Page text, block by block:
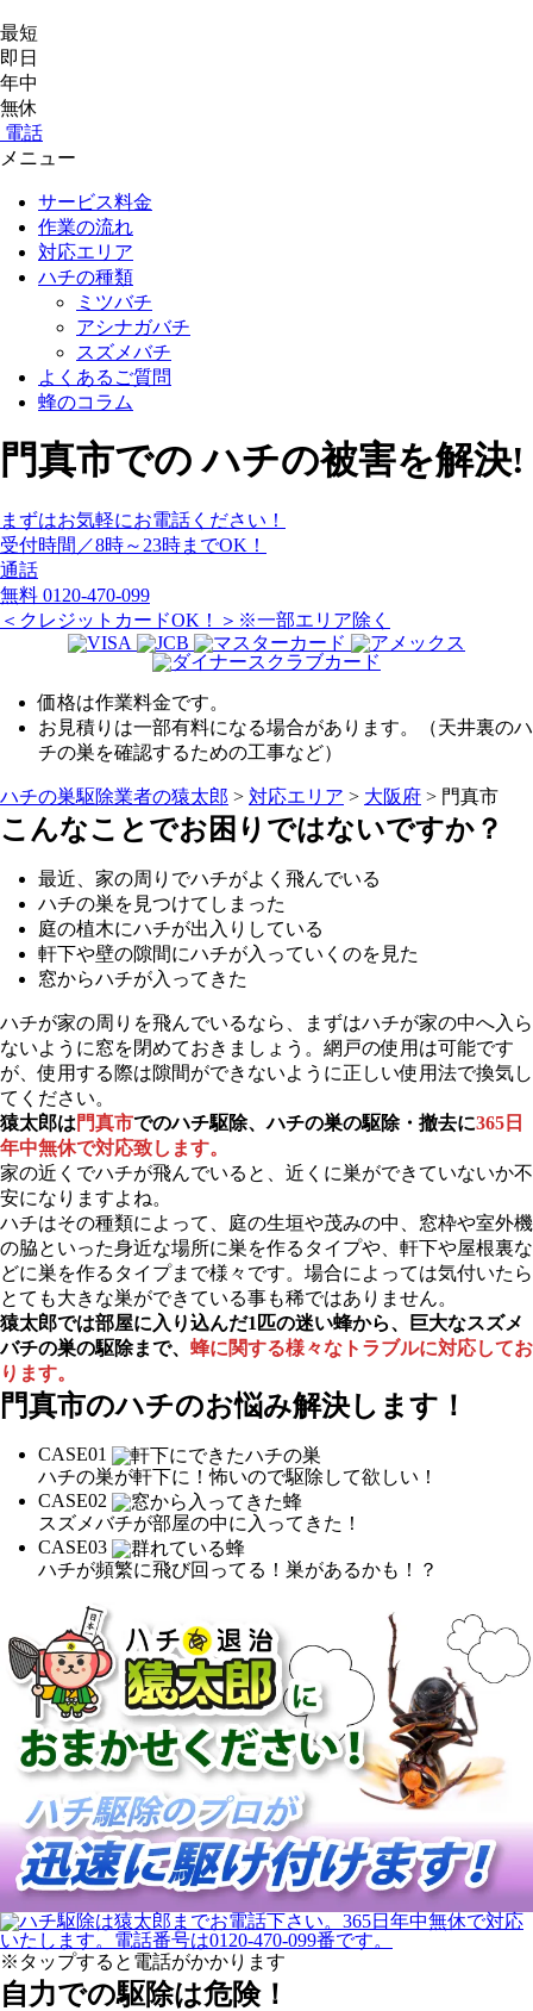
最短
即日
年中
無休
電話
メニュー
サービス料金
作業の流れ
対応エリア
ハチの種類
ミツバチ
アシナガバチ
スズメバチ
よくあるご質問
蜂のコラム
門真市での ハチの被害を解決!
まずはお気軽にお電話ください！
受付時間／8時～23時までOK！
通話
無料 0120-470-099
＜クレジットカードOK！＞※一部エリア除く
価格は作業料金です。
お見積りは一部有料になる場合があります。（天井裏のハ
チの巣を確認するための工事など）
ハチの巣駆除業者の猿太郎 > 対応エリア > 大阪府 > 門真市
こんなことでお困りではないですか？
最近、家の周りでハチがよく飛んでいる
ハチの巣を見つけてしまった
庭の植木にハチが出入りしている
軒下や壁の隙間にハチが入っていくのを見た
窓からハチが入ってきた
ハチが家の周りを飛んでいるなら、まずはハチが家の中へ入ら
ないように窓を閉めておきましょう。網戸の使用は可能です
が、使用する際は隙間ができないように正しい使用法で換気し
てください。
猿太郎は 門真市でのハチ駆除、ハチの巣の駆除・撤去に365日
年中無休で対応致します。
家の近くでハチが飛んでいると、近くに巣ができていないか不
安になりますよね。
ハチはその種類によって、庭の生垣や茂みの中、窓枠や室外機
の脇といった身近な場所に巣を作るタイプや、軒下や屋根裏な
どに巣を作るタイプまで様々です。場合によっては気付いたら
とても大きな巣ができている事も稀ではありません。
猿太郎では部屋に入り込んだ1匹の迷い蜂から、巨大なスズメ
バチの巣の駆除まで、 蜂に関する様々なトラブルに対応してお
ります。
門真市のハチのお悩み解決します！
CASE01
ハチの巣が軒下に！怖いので駆除して欲しい！
CASE02
スズメバチが部屋の中に入ってきた！
CASE03
ハチが頻繁に飛び回ってる！巣があるかも！？
※タップすると電話がかかります
自力での駆除は危険！